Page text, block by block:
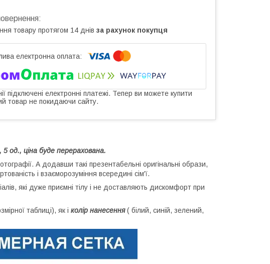
товару протягом 14 днів за рахунок покупця
підключені електронні платежі. Тепер ви можете купити
товар не покидаючи сайту.
од., ціна буде перерахована.
А додавши такі презентабельні оригінальні образи,
і взаєморозуміння всередині сім'ї.
які дуже приємні тілу і не доставляють дискомфорт при
таблиці), як і колір нанесення( білий, синій, зелений,